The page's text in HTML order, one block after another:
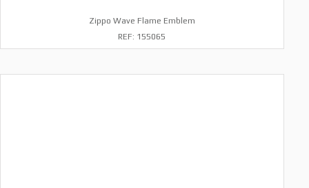
Zippo Wave Flame Emblem
REF: 155065